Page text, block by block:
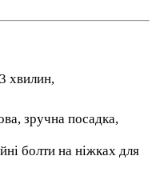
хвилин,
зручна посадка,
болти на ніжках для